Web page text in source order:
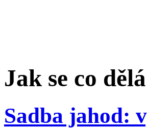
Jak se co dělá
Sadba jahod: